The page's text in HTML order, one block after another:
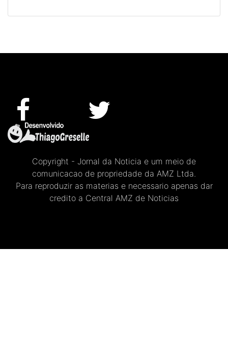
Copyright - Jornal da Noticia e um meio de
comunicacao de propriedade da AMZ Ltda.
Para reproduzir as materias e necessario apenas dar
credito a Central AMZ de Noticias